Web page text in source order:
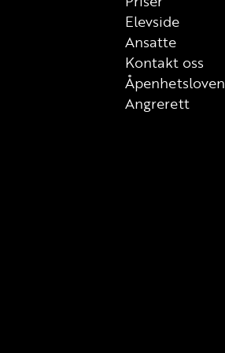
Elevside
Ansatte
Kontakt oss
Åpenhetsloven
Angrerett